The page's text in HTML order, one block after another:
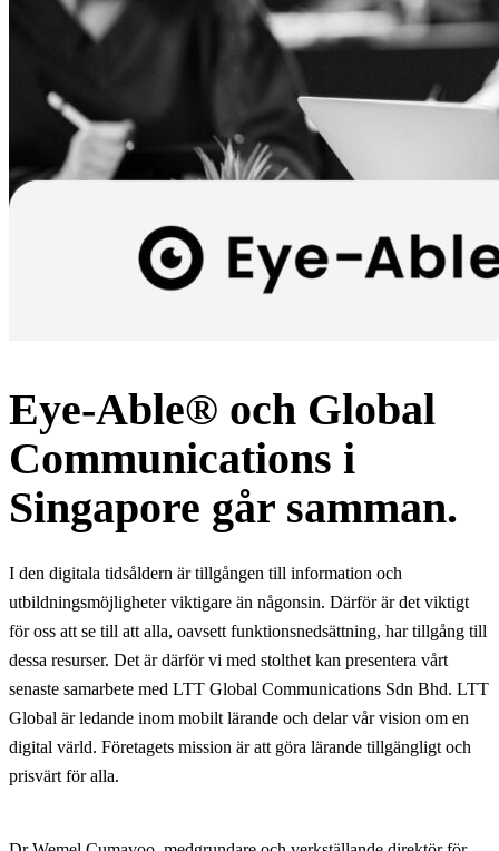
Eye-Able® och Global
Communications i
Singapore går samman.
I den digitala tidsåldern är tillgången till information och
utbildningsmöjligheter viktigare än någonsin. Därför är det viktigt
för oss att se till att alla, oavsett funktionsnedsättning, har tillgång till
dessa resurser. Det är därför vi med stolthet kan presentera vårt
senaste samarbete med LTT Global Communications Sdn Bhd. LTT
Global är ledande inom mobilt lärande och delar vår vision om en
digital värld. Företagets mission är att göra lärande tillgängligt och
prisvärt för alla.